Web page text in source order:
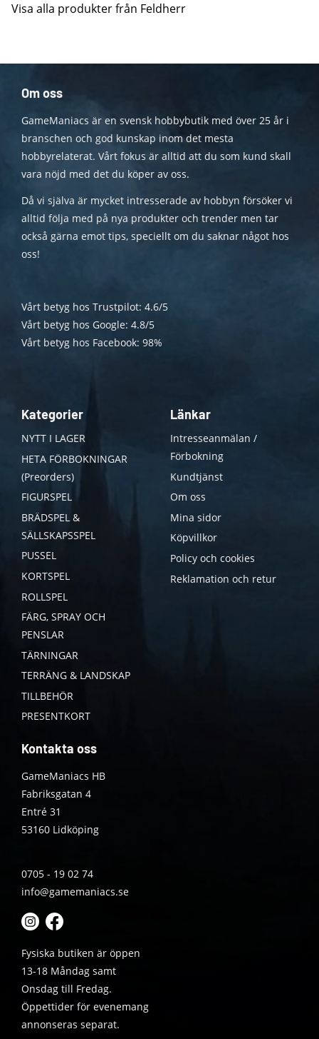
Visa alla produkter från Feldherr
Om oss
GameManiacs är en svensk hobbybutik med över 25 år i
branschen och god kunskap inom det mesta
hobbyrelaterat. Vårt fokus är alltid att du som kund skall
vara nöjd med det du köper av oss.
Då vi själva är mycket intresserade av hobbyn försöker vi
alltid följa med på nya produkter och trender men tar
också gärna emot tips, speciellt om du saknar något hos
oss!
Vårt betyg hos Trustpilot: 4.6/5
Vårt betyg hos Google: 4.8/5
Vårt betyg hos Facebook: 98%
Kategorier
NYTT I LAGER
HETA FÖRBOKNINGAR
(Preorders)
FIGURSPEL
BRÄDSPEL &
SÄLLSKAPSSPEL
PUSSEL
KORTSPEL
ROLLSPEL
FÄRG, SPRAY OCH
PENSLAR
TÄRNINGAR
TERRÄNG & LANDSKAP
TILLBEHÖR
PRESENTKORT
Länkar
Intresseanmälan /
Förbokning
Kundtjänst
Om oss
Mina sidor
Köpvillkor
Policy och cookies
Reklamation och retur
Kontakta oss
GameManiacs HB
Fabriksgatan 4
Entré 31
53160 Lidköping
0705 - 19 02 74
info@gamemaniacs.se
Fysiska butiken är öppen
13-18 Måndag samt
Onsdag till Fredag.
Öppettider för evenemang
annonseras separat.